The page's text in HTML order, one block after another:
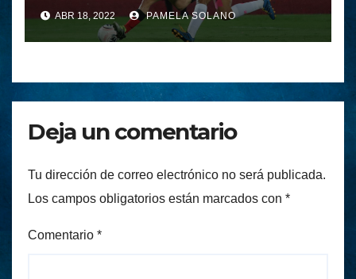
ABR 18, 2022 PAMELA SOLANO
Deja un comentario
Tu dirección de correo electrónico no será publicada.
Los campos obligatorios están marcados con *
Comentario *